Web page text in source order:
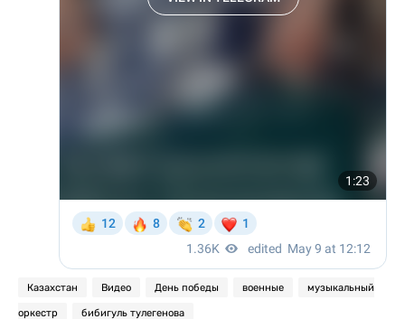
Казахстан Видео День победы военные музыкальный
оркестр бибигуль тулегенова